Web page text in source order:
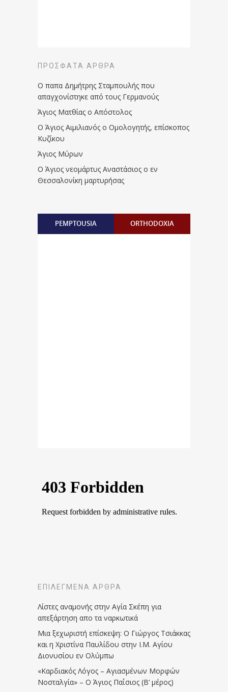
ΠΡΌΣΦΑΤΑ ΆΡΘΡΑ
Ο παπα Δημήτρης Σταμπουλής που
απαγχονίστηκε από τους Γερμανούς
Άγιος Ματθίας ο Απόστολος
Ο Άγιος Αιμιλιανός ο Ομολογητής, επίσκοπος
Κυζίκου
Άγιος Μύρων
Ο Άγιος νεομάρτυς Αναστάσιος ο εν
Θεσσαλονίκη μαρτυρήσας
PEMPTOUSIA ORTHODOXIA
ΕΠΙΛΕΓΜΈΝΑ ΆΡΘΡΑ
Λίστες αναμονής στην Αγία Σκέπη για
απεξάρτηση απο τα ναρκωτικά
Μια ξεχωριστή επίσκεψη: Ο Γιώργος Τσιάκκας
και η Χριστίνα Παυλίδου στην Ι.Μ. Αγίου
Διονυσίου εν Ολύμπω
«Καρδιακός Λόγος – Αγιασμένων Μορφών
Νοσταλγία» – Ο Άγιος Παΐσιος (Β’ μέρος)